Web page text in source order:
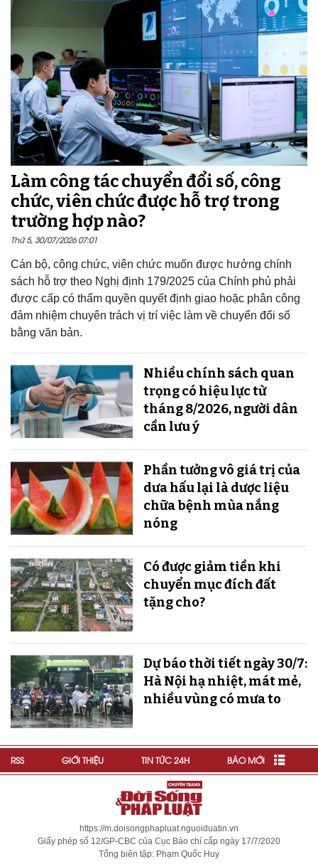
Làm công tác chuyển đổi số, công
chức, viên chức được hỗ trợ trong
trường hợp nào?
Thứ 5, 30/07/2026 07:01
Cán bộ, công chức, viên chức muốn được hưởng chính
sách hỗ trợ theo Nghị định 179/2025 của Chính phủ phải
được cấp có thẩm quyền quyết định giao hoặc phân công
đảm nhiệm chuyên trách vị trí việc làm về chuyển đổi số
bằng văn bản.
Nhiều chính sách quan
trọng có hiệu lực từ
tháng 8/2026, người dân
cần lưu ý
Phần tưởng vô giá trị của
dưa hấu lại là dược liệu
chữa bệnh mùa nắng
nóng
Có được giảm tiền khi
chuyển mục đích đất
tặng cho?
Dự báo thời tiết ngày 30/7:
Hà Nội hạ nhiệt, mát mẻ,
nhiều vùng có mưa to
RSS GIỚI THIỆU TIN TỨC 24H BÁO MỚI
https://m.doisongphapluat.nguoiduatin.vn
Giấy phép số 12/GP-CBC của Cục Báo chí cấp ngày 17/7/2020
Tổng biên tập: Phạm Quốc Huy